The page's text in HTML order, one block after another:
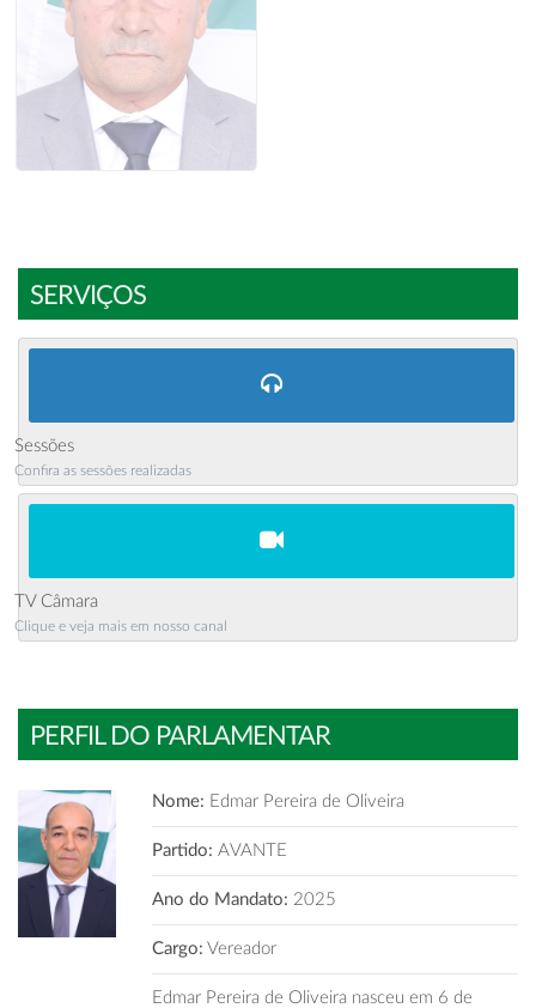
SERVIÇOS
Sessões
Confira as sessões realizadas
TV Câmara
Clique e veja mais em nosso canal
PERFIL DO PARLAMENTAR
Nome: Edmar Pereira de Oliveira
Partido: AVANTE
Ano do Mandato: 2025
Cargo: Vereador
Edmar Pereira de Oliveira nasceu em 6 de